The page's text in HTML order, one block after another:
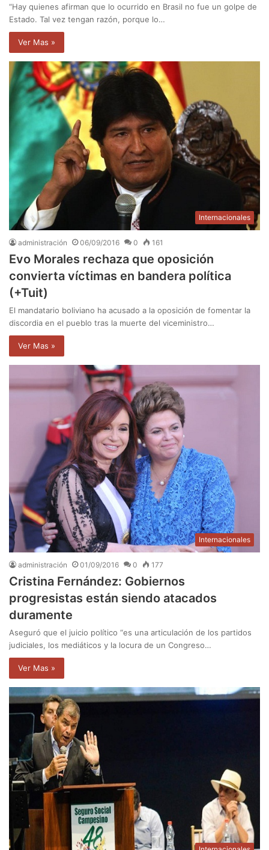
“Hay quienes afirman que lo ocurrido en Brasil no fue un golpe de
Estado. Tal vez tengan razón, porque lo…
Ver Mas »
Internacionales
administración 06/09/2016 0 161
Evo Morales rechaza que oposición
convierta víctimas en bandera política
(+Tuit)
El mandatario boliviano ha acusado a la oposición de fomentar la
discordia en el pueblo tras la muerte del viceministro…
Ver Mas »
Internacionales
administración 01/09/2016 0 177
Cristina Fernández: Gobiernos
progresistas están siendo atacados
duramente
Aseguró que el juicio político “es una articulación de los partidos
judiciales, los mediáticos y la locura de un Congreso…
Ver Mas »